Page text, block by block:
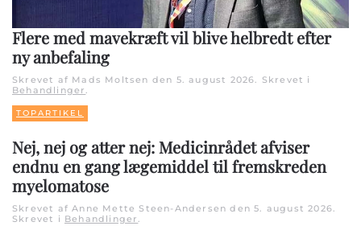
Flere med mavekræft vil blive helbredt efter
ny anbefaling
Skrevet af Mads Moltsen den 5. august 2026. Skrevet i
Behandlinger.
TOPARTIKEL
Nej, nej og atter nej: Medicinrådet afviser
endnu en gang lægemiddel til fremskreden
myelomatose
Skrevet af Anne Mette Steen-Andersen den5. august 2026.
Skrevet i Behandlinger.